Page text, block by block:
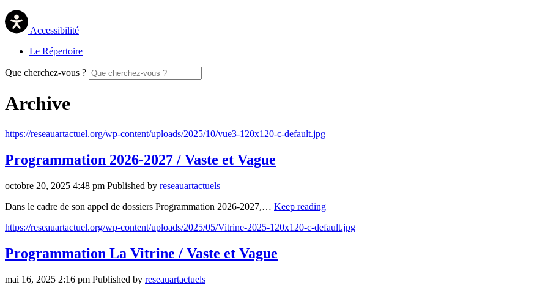
Accessibilité
Le Répertoire
Que cherchez-vous ?
Archive
https://reseauartactuel.org/wp-content/uploads/2025/10/vue3-120x120-c-default.jpg
Programmation 2026-2027 / Vaste et Vague
octobre 20, 2025 4:48 pm Published by reseauartactuels
Dans le cadre de son appel de dossiers Programmation 2026-2027,… Keep reading
https://reseauartactuel.org/wp-content/uploads/2025/05/Vitrine-2025-120x120-c-default.jpg
Programmation La Vitrine / Vaste et Vague
mai 16, 2025 2:16 pm Published by reseauartactuels